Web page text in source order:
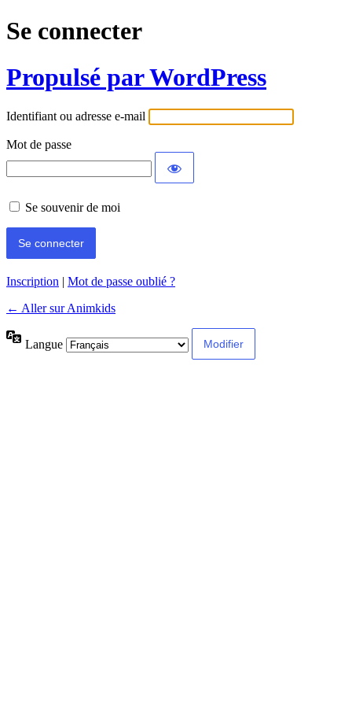
Se connecter
Propulsé par WordPress
Identifiant ou adresse e-mail
Mot de passe
Se souvenir de moi
Inscription | Mot de passe oublié ?
← Aller sur Animkids
Langue